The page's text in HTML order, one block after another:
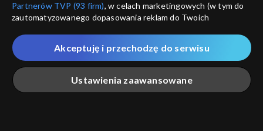
Zbuntowani
odc. 288
Zbuntowani
odc. 287
Partnerów TVP (93 firm), w celach marketingowych (w tym do
zautomatyzowanego dopasowania reklam do Twoich
które wskazujemy poniżej, a także zgody na udostępnianie
przez nas identyfikatora PPID do Google.
Twoje dane osobowe zbierane podczas odwiedzania przez
Ciebie naszych
poszczególnych serwisówzwanych dalej
„Portalem”, w tym informacje zapisywane za pomocą
Ustawienia zaawansowane
Akceptuję i przechodzę do serwisu